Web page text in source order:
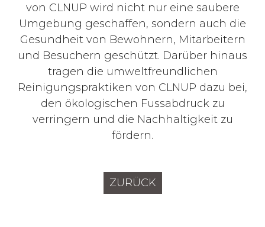
von CLNUP wird nicht nur eine saubere
Umgebung geschaffen, sondern auch die
Gesundheit von Bewohnern, Mitarbeitern
und Besuchern geschützt. Darüber hinaus
tragen die umweltfreundlichen
Reinigungspraktiken von CLNUP dazu bei,
den ökologischen Fussabdruck zu
verringern und die Nachhaltigkeit zu
fördern.
ZURÜCK